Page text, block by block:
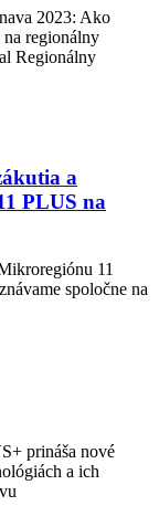
2023: Ako
regionálny
Regionálny
a
PLUS na
11
spoločne na
prináša nové
a ich